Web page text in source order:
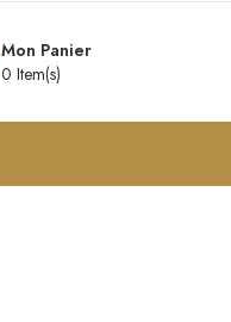
Mon Panier
0 Item(s)